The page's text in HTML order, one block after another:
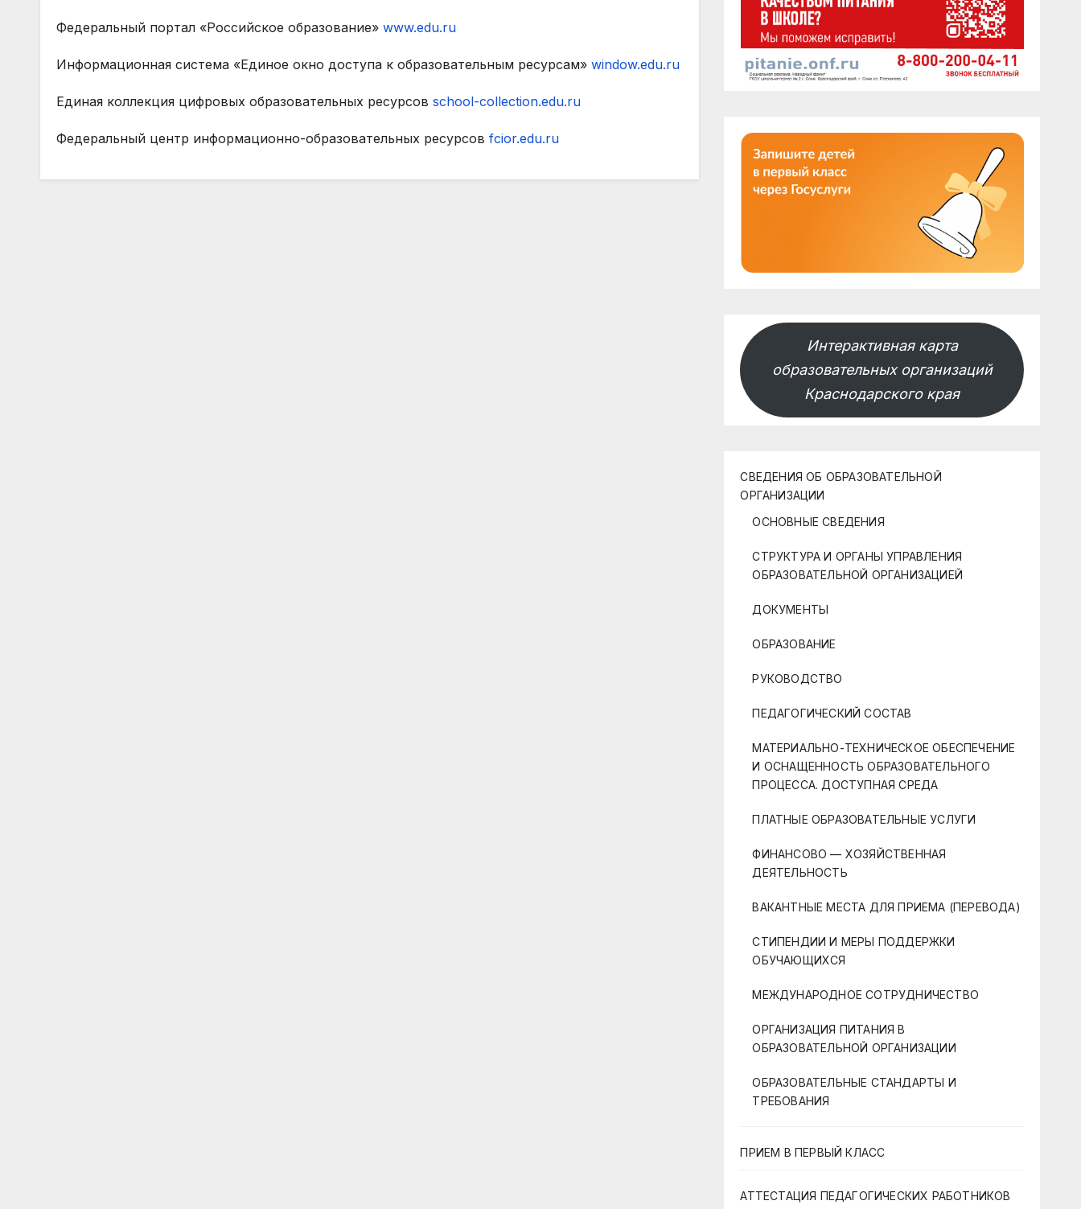
Федеральный портал «Российское образование» www.edu.ru
Информационная система «Единое окно доступа к образовательным ресурсам» window.edu.ru
Единая коллекция цифровых образовательных ресурсов school-collection.edu.ru
Федеральный центр информационно-образовательных ресурсов fcior.edu.ru
Интерактивная карта
образовательных организаций
Краснодарского края
СВЕДЕНИЯ ОБ ОБРАЗОВАТЕЛЬНОЙ
ОРГАНИЗАЦИИ
ОСНОВНЫЕ СВЕДЕНИЯ
СТРУКТУРА И ОРГАНЫ УПРАВЛЕНИЯ
ОБРАЗОВАТЕЛЬНОЙ ОРГАНИЗАЦИЕЙ
ДОКУМЕНТЫ
ОБРАЗОВАНИЕ
РУКОВОДСТВО
ПЕДАГОГИЧЕСКИЙ СОСТАВ
МАТЕРИАЛЬНО-ТЕХНИЧЕСКОЕ ОБЕСПЕЧЕНИЕ
И ОСНАЩЕННОСТЬ ОБРАЗОВАТЕЛЬНОГО
ПРОЦЕССА. ДОСТУПНАЯ СРЕДА
ПЛАТНЫЕ ОБРАЗОВАТЕЛЬНЫЕ УСЛУГИ
ФИНАНСОВО — ХОЗЯЙСТВЕННАЯ
ДЕЯТЕЛЬНОСТЬ
ВАКАНТНЫЕ МЕСТА ДЛЯ ПРИЕМА (ПЕРЕВОДА)
СТИПЕНДИИ И МЕРЫ ПОДДЕРЖКИ
ОБУЧАЮЩИХСЯ
МЕЖДУНАРОДНОЕ СОТРУДНИЧЕСТВО
ОРГАНИЗАЦИЯ ПИТАНИЯ В
ОБРАЗОВАТЕЛЬНОЙ ОРГАНИЗАЦИИ
ОБРАЗОВАТЕЛЬНЫЕ СТАНДАРТЫ И
ТРЕБОВАНИЯ
ПРИЕМ В ПЕРВЫЙ КЛАСС
АТТЕСТАЦИЯ ПЕДАГОГИЧЕСКИХ РАБОТНИКОВ